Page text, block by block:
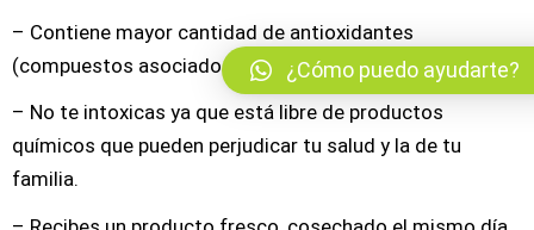
– Contiene mayor cantidad de antioxidantes
(compuestos asociados con una mejor salud)
– No te intoxicas ya que está libre de productos
químicos que pueden perjudicar tu salud y la de tu
familia.
¿Cómo puedo ayudarte?